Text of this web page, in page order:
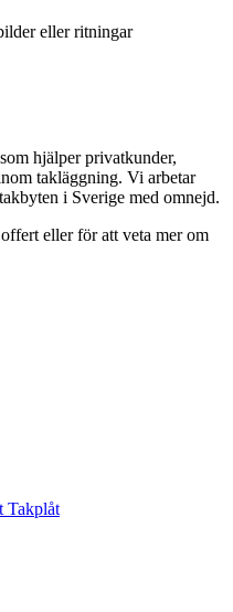
eller ritningar
hjälper privatkunder,
takläggning. Vi arbetar
i Sverige med omnejd.
eller för att veta mer om
Takplåt